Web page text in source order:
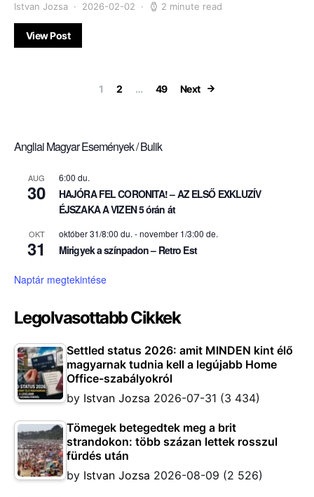
Istvan Jozsa 2026-02-02 2 minute read
View Post
Bejegyzések
1 2 … 49 Next
Angliai Magyar Események / Bulik
AUG
30
6:00 du.
HAJÓRA FEL CORONITA! – AZ ELSŐ EXKLUZÍV
ÉJSZAKA A VIZEN 5 órán át
OKT
31
október 31/8:00 du. -november 1/3:00 de.
Mirigyek a színpadon – Retro Est
Naptár megtekintése
Legolvasottabb Cikkek
Settled status 2026: amit MINDEN kint élő
magyarnak tudnia kell a legújabb Home
Office-szabályokról
by Istvan Jozsa 2026-07-31 (3 434)
Tömegek betegedtek meg a brit
strandokon: több százan lettek rosszul
fürdés után
by Istvan Jozsa 2026-08-09 (2 526)